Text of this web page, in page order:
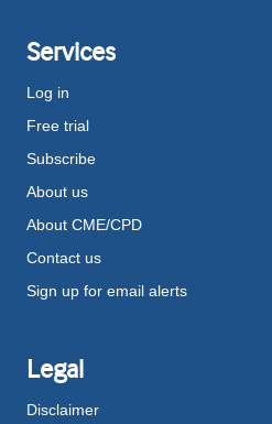
Services
Log in
Free trial
Subscribe
About us
About CME/CPD
Contact us
Sign up for email alerts
Legal
Disclaimer